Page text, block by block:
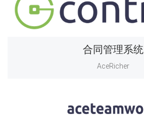
合同管理系统
AceRicher